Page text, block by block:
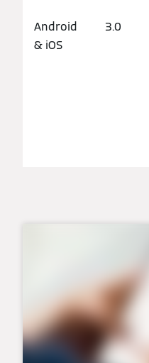
Android
& iOS
3.0